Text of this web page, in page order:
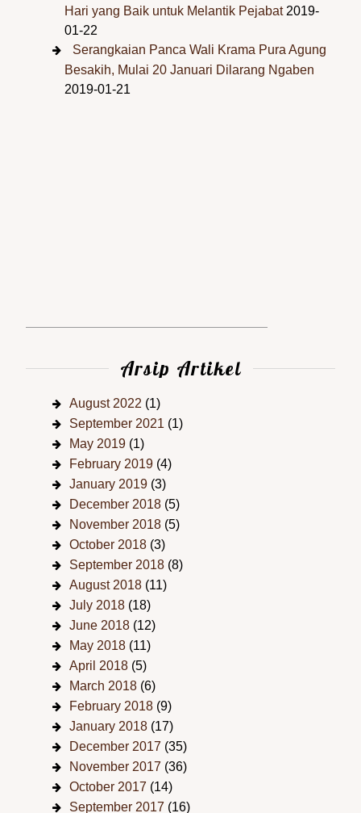
Hari yang Baik untuk Melantik Pejabat 2019-
01-22
Serangkaian Panca Wali Krama Pura Agung
Besakih, Mulai 20 Januari Dilarang Ngaben
2019-01-21
Arsip Artikel
August 2022 (1)
September 2021 (1)
May 2019 (1)
February 2019 (4)
January 2019 (3)
December 2018 (5)
November 2018 (5)
October 2018 (3)
September 2018 (8)
August 2018 (11)
July 2018 (18)
June 2018 (12)
May 2018 (11)
April 2018 (5)
March 2018 (6)
February 2018 (9)
January 2018 (17)
December 2017 (35)
November 2017 (36)
October 2017 (14)
September 2017 (16)